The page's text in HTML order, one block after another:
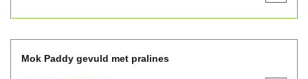
product
Mok Paddy gevuld met pralines